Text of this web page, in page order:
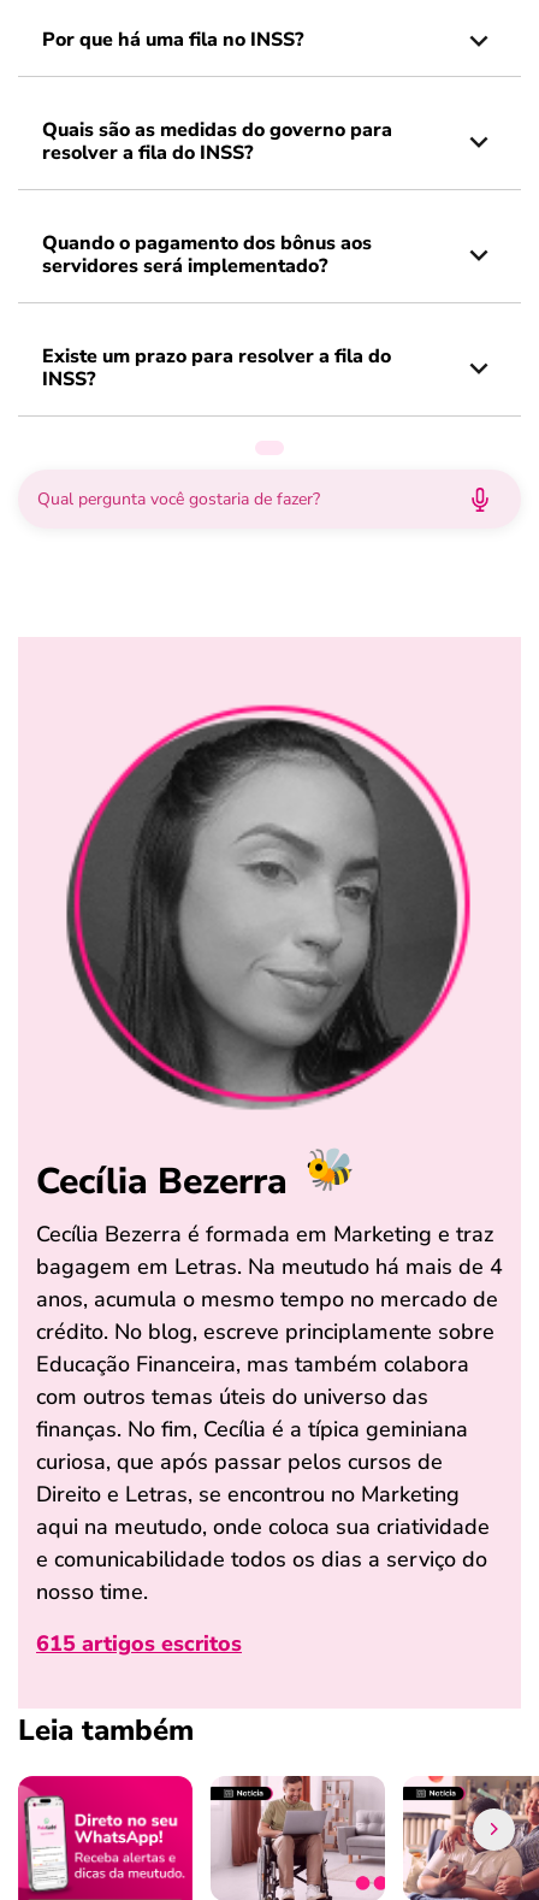
Por que há uma fila no INSS?
Quais são as medidas do governo para
resolver a fila do INSS?
Quando o pagamento dos bônus aos
servidores será implementado?
Existe um prazo para resolver a fila do
INSS?
Cecília Bezerra
Cecília Bezerra é formada em Marketing e traz
bagagem em Letras. Na meutudo há mais de 4
anos, acumula o mesmo tempo no mercado de
crédito. No blog, escreve principlamente sobre
Educação Financeira, mas também colabora
com outros temas úteis do universo das
finanças. No fim, Cecília é a típica geminiana
curiosa, que após passar pelos cursos de
Direito e Letras, se encontrou no Marketing
aqui na meutudo, onde coloca sua criatividade
e comunicabilidade todos os dias a serviço do
nosso time.
615 artigos escritos
Leia também